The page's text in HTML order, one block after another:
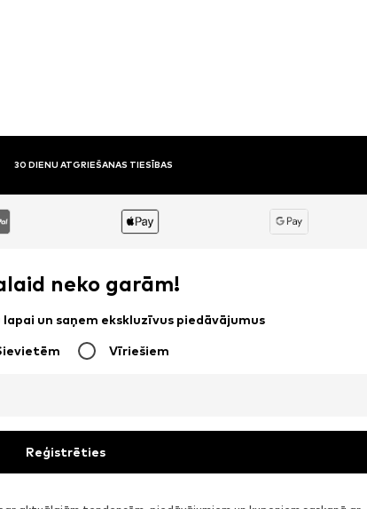
30 DIENU ATGRIEŠANAS TIESĪBAS
neko garām!
un saņem ekskluzīvus piedāvājumus
Vīriešiem
Reģistrēties